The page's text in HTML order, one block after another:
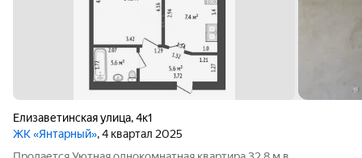
Елизаветинская улица,4к1
ЖК «Янтарный», 4 квартал 2025